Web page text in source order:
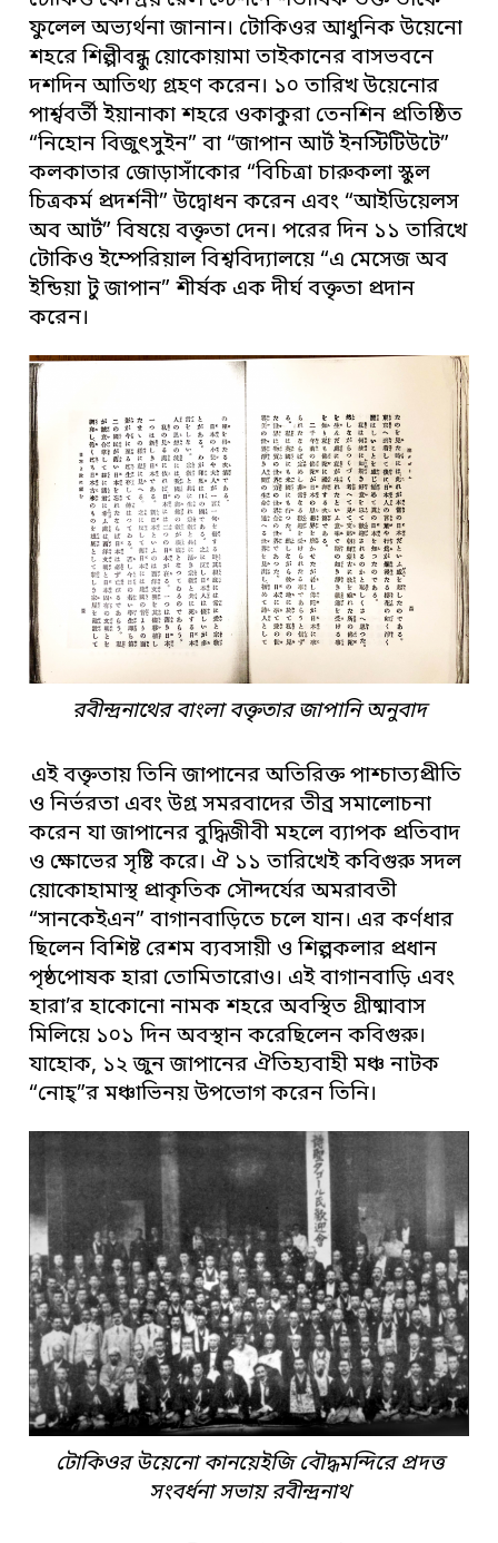
ফুলেল অভ্যর্থনা জানান। টোকিওর আধুনিক উয়েনো
শহরে শিল্পীবন্ধু য়োকোয়ামা তাইকানের বাসভবনে
দশদিন আতিথ্য গ্রহণ করেন। ১০ তারিখ উয়েনোর
পার্শ্ববর্তী ইয়ানাকা শহরে ওকাকুরা তেনশিন প্রতিষ্ঠিত
“নিহোন বিজুৎসুইন” বা “জাপান আর্ট ইনস্টিটিউটে”
কলকাতার জোড়াসাঁকোর “বিচিত্রা চারুকলা স্কুল
চিত্রকর্ম প্রদর্শনী” উদ্বোধন করেন এবং “আইডিয়েলস
অব আর্ট” বিষয়ে বক্তৃতা দেন। পরের দিন ১১ তারিখে
টোকিও ইম্পেরিয়াল বিশ্ববিদ্যালয়ে “এ মেসেজ অব
ইন্ডিয়া টু জাপান” শীর্ষক এক দীর্ঘ বক্তৃতা প্রদান
করেন।
রবীন্দ্রনাথের বাংলা বক্তৃতার জাপানি অনুবাদ
এই বক্তৃতায় তিনি জাপানের অতিরিক্ত পাশ্চাত্যপ্রীতি
ও নির্ভরতা এবং উগ্র সমরবাদের তীব্র সমালোচনা
করেন যা জাপানের বুদ্ধিজীবী মহলে ব্যাপক প্রতিবাদ
ও ক্ষোভের সৃষ্টি করে। ঐ ১১ তারিখেই কবিগুরু সদল
য়োকোহামাস্থ প্রাকৃতিক সৌন্দর্যের অমরাবতী
“সানকেইএন” বাগানবাড়িতে চলে যান। এর কর্ণধার
ছিলেন বিশিষ্ট রেশম ব্যবসায়ী ও শিল্পকলার প্রধান
পৃষ্ঠপোষক হারা তোমিতারোও। এই বাগানবাড়ি এবং
হারা’র হাকোনো নামক শহরে অবস্থিত গ্রীষ্মাবাস
মিলিয়ে ১০১ দিন অবস্থান করেছিলেন কবিগুরু।
যাহোক, ১২ জুন জাপানের ঐতিহ্যবাহী মঞ্চ নাটক
“নোহ্”র মঞ্চাভিনয় উপভোগ করেন তিনি।
টোকিওর উয়েনো কানয়েইজি বৌদ্ধমন্দিরে প্রদত্ত
সংবর্ধনা সভায় রবীন্দ্রনাথ